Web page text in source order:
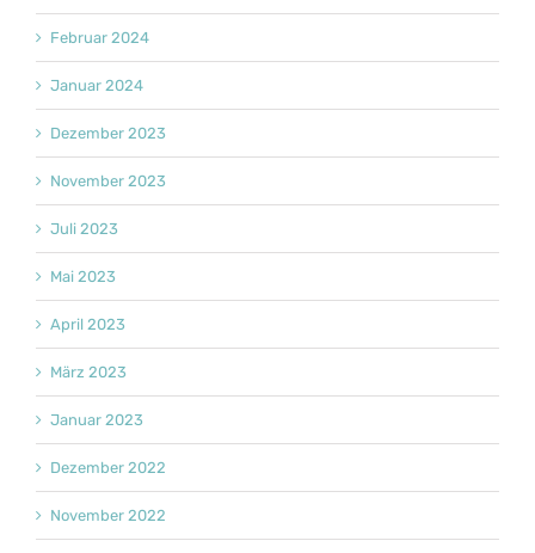
Februar 2024
Januar 2024
Dezember 2023
November 2023
Juli 2023
Mai 2023
April 2023
März 2023
Januar 2023
Dezember 2022
November 2022